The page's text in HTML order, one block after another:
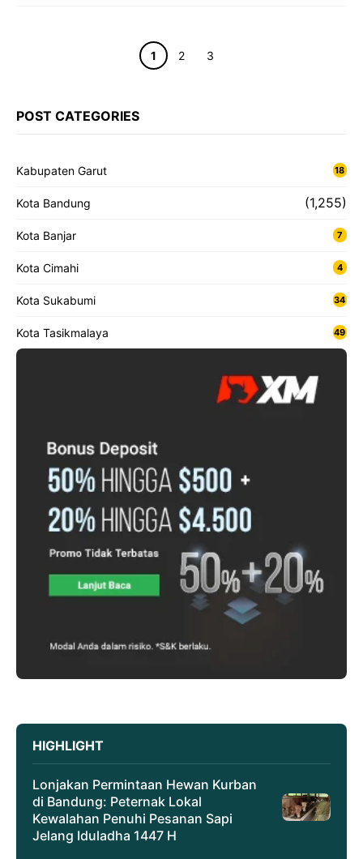
Halaman
1 Halaman
2 Halaman
3
POST CATEGORIES
Kabupaten Garut 18
Kota Bandung (1,255)
Kota Banjar 7
Kota Cimahi 4
Kota Sukabumi 34
Kota Tasikmalaya 49
HIGHLIGHT
Lonjakan Permintaan Hewan Kurban
di Bandung: Peternak Lokal
Kewalahan Penuhi Pesanan Sapi
Jelang Iduladha 1447 H